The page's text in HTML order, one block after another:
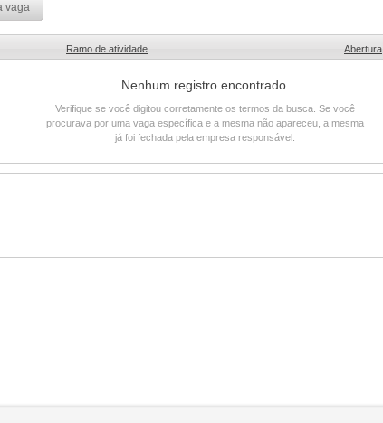
vaga
Ramo de atividade Abertura
Nenhum registro encontrado.
Verifique se você digitou corretamente os termos da busca. Se você
procurava por uma vaga específica e a mesma não apareceu, a mesma
já foi fechada pela empresa responsável.